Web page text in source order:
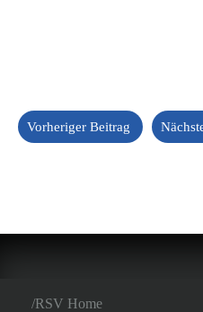
Vorheriger Beitrag
RSV Home